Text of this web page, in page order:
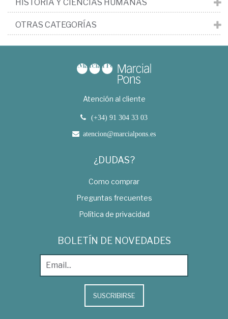
HISTORIA Y CIENCIAS HUMANAS
OTRAS CATEGORÍAS
Atención al cliente
(+34) 91 304 33 03
atencion@marcialpons.es
¿DUDAS?
Como comprar
Preguntas frecuentes
Política de privacidad
BOLETÍN DE NOVEDADES
SUSCRIBIRSE